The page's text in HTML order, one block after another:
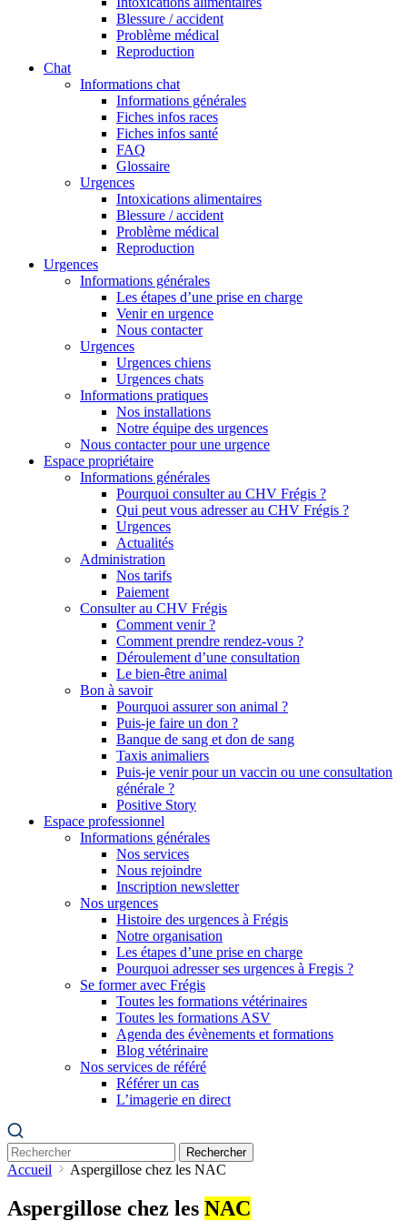
Blessure / accident
Problème médical
Reproduction
Chat
Informations chat
Informations générales
Fiches infos races
Fiches infos santé
FAQ
Glossaire
Urgences
Intoxications alimentaires
Blessure / accident
Problème médical
Reproduction
Urgences
Informations générales
Les étapes d’une prise en charge
Venir en urgence
Nous contacter
Urgences
Urgences chiens
Urgences chats
Informations pratiques
Nos installations
Notre équipe des urgences
Nous contacter pour une urgence
Espace propriétaire
Informations générales
Pourquoi consulter au CHV Frégis ?
Qui peut vous adresser au CHV Frégis ?
Urgences
Actualités
Administration
Nos tarifs
Paiement
Consulter au CHV Frégis
Comment venir ?
Comment prendre rendez-vous ?
Déroulement d’une consultation
Le bien-être animal
Bon à savoir
Pourquoi assurer son animal ?
Puis-je faire un don ?
Banque de sang et don de sang
Taxis animaliers
Puis-je venir pour un vaccin ou une consultation
générale ?
Positive Story
Espace professionnel
Informations générales
Nos services
Nous rejoindre
Inscription newsletter
Nos urgences
Histoire des urgences à Frégis
Notre organisation
Les étapes d’une prise en charge
Pourquoi adresser ses urgences à Fregis ?
Se former avec Frégis
Toutes les formations vétérinaires
Toutes les formations ASV
Agenda des évènements et formations
Blog vétérinaire
Nos services de référé
Référer un cas
L’imagerie en direct
Rechercher
Accueil Aspergillose chez les NAC
Aspergillose chez les NAC